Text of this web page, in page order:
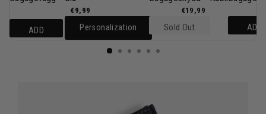
€9,99
ADD Personalization
€19,99
Sold Out ADD